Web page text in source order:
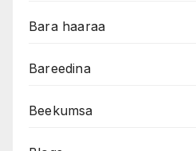
Bara haaraa
Bareedina
Beekumsa